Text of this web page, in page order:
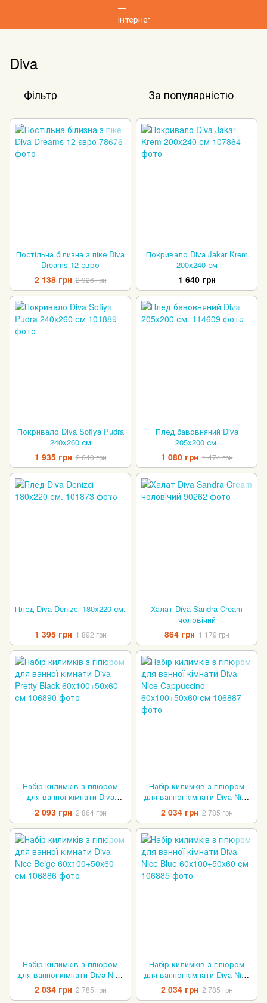
Diva
Фільтр За популярністю
Постільна білизна з піке Diva
Dreams 12 євро
2 138 грн 2 926 грн
Покривало Diva Jakar Krem
200x240 см
1 640 грн
Покривало Diva Sofiya Pudra
240x260 см
1 935 грн 2 640 грн
Плед бавовняний Diva
205x200 см.
1 080 грн 1 474 грн
Плед Diva Denizci 180x220 см.
1 395 грн 1 892 грн
Халат Diva Sandra Cream
чоловічий
864 грн 1 179 грн
Набір килимків з гіпюром
для ванної кімнати Diva
Pretty Black 60x100+50x60 см
2 093 грн 2 864 грн
Набір килимків з гіпюром
для ванної кімнати Diva Nice
Cappuccino 60x100+50x60 см
2 034 грн 2 785 грн
Набір килимків з гіпюром
для ванної кімнати Diva Nice
Beige 60x100+50x60 см
2 034 грн 2 785 грн
Набір килимків з гіпюром
для ванної кімнати Diva Nice
Blue 60x100+50x60 см
2 034 грн 2 785 грн